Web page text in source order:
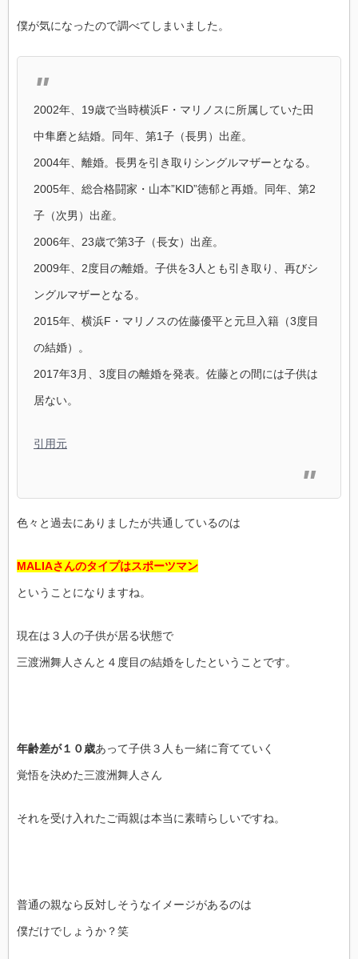
僕が気になったので調べてしまいました。
2002年、19歳で当時横浜F・マリノスに所属していた田
中隼磨と結婚。同年、第1子（長男）出産。
2004年、離婚。長男を引き取りシングルマザーとなる。
2005年、総合格闘家・山本”KID”徳郁と再婚。同年、第2
子（次男）出産。
2006年、23歳で第3子（長女）出産。
2009年、2度目の離婚。子供を3人とも引き取り、再びシ
ングルマザーとなる。
2015年、横浜F・マリノスの佐藤優平と元旦入籍（3度目
の結婚）。
2017年3月、3度目の離婚を発表。佐藤との間には子供は
居ない。
引用元
色々と過去にありましたが共通しているのは
MALIAさんのタイプはスポーツマン
ということになりますね。
現在は３人の子供が居る状態で
三渡洲舞人さんと４度目の結婚をしたということです。
年齢差が１０歳あって子供３人も一緒に育てていく
覚悟を決めた三渡洲舞人さん
それを受け入れたご両親は本当に素晴らしいですね。
普通の親なら反対しそうなイメージがあるのは
僕だけでしょうか？笑